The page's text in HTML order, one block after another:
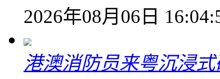
2026年08月06日
港澳消防员来粤沉浸